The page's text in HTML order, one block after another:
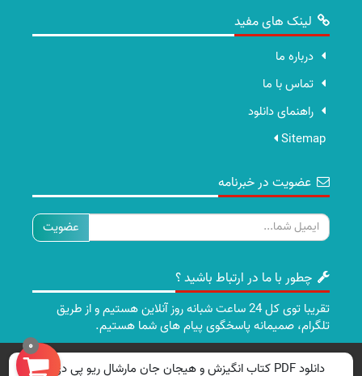
لینک های مفید
درباره ما
تماس با ما
راهنمای دانلود
Sitemap
عضویت در خبرنامه
ایمیل
چطور با ما در ارتباط باشید ؟
تقریبا توی کل 24 ساعت شبانه روز آنلاین هستیم و از طریق
تلگرام، صمیمانه پاسخگوی پیام های شما هستیم.
تمامی حقوق برای سایت ما محفوظ است.
0
دانلود PDF کتاب انگیزش و هیجان جان مارشال ریو پی دی اف